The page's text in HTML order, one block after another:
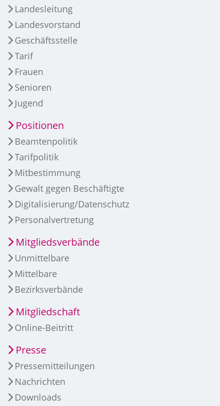
Landesleitung
Landesvorstand
Geschäftsstelle
Tarif
Frauen
Senioren
Jugend
Positionen
Beamtenpolitik
Tarifpolitik
Mitbestimmung
Gewalt gegen Beschäftigte
Digitalisierung/Datenschutz
Personalvertretung
Mitgliedsverbände
Unmittelbare
Mittelbare
Bezirksverbände
Mitgliedschaft
Online-Beitritt
Presse
Pressemitteilungen
Nachrichten
Downloads